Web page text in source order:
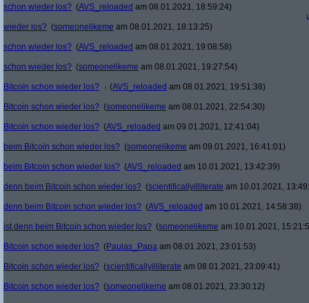
schon wieder los? (AVS_reloaded am 08.01.2021, 18:59:24)
wieder los? (someonelikeme am 08.01.2021, 18:13:25)
schon wieder los? (AVS_reloaded am 08.01.2021, 19:08:58)
schon wieder los? (someonelikeme am 08.01.2021, 19:27:54)
Bitcoin schon wieder los? (AVS_reloaded am 08.01.2021, 19:51:38)
Bitcoin schon wieder los? (someonelikeme am 08.01.2021, 22:54:30)
Bitcoin schon wieder los? (AVS_reloaded am 09.01.2021, 12:41:04)
beim Bitcoin schon wieder los? (someonelikeme am 09.01.2021, 16:41:01)
beim Bitcoin schon wieder los? (AVS_reloaded am 10.01.2021, 13:42:39)
denn beim Bitcoin schon wieder los? (scientificallyilliterate am 10.01.2021,
denn beim Bitcoin schon wieder los? (AVS_reloaded am 10.01.2021, 14:58:38)
ist denn beim Bitcoin schon wieder los? (someonelikeme am 10.01.2021,
Bitcoin schon wieder los? (Paulas_Papa am 08.01.2021, 23:01:53)
Bitcoin schon wieder los? (scientificallyilliterate am 08.01.2021, 23:09:41)
Bitcoin schon wieder los? (someonelikeme am 08.01.2021, 23:30:12)